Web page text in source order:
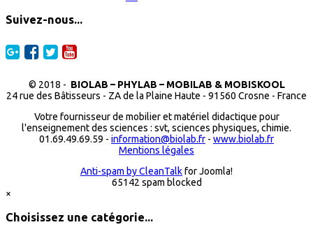
Suivez-nous...
© 2018 - BIOLAB – PHYLAB – MOBILAB & MOBISKOOL
24 rue des Bâtisseurs - ZA de la Plaine Haute - 91560 Crosne - France
Votre fournisseur de mobilier et matériel didactique pour
l'enseignement des sciences : svt, sciences physiques, chimie.
01.69.49.69.59 - information@biolab.fr - www.biolab.fr
Mentions légales
Anti-spam by CleanTalkfor Joomla!
65142 spam blocked
×
Choisissez une catégorie...